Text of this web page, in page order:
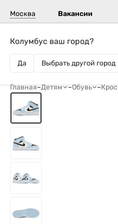
Москва
Колумбус ваш город?
Да Выбрать другой город
Вакансии
Главная–Детям –Обувь –